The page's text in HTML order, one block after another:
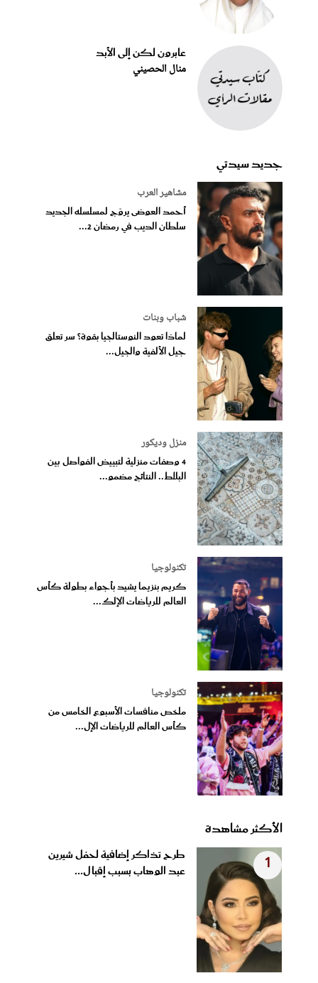
عابرون لكن إلى الأبد
منال الحصيني
جديد سيدتي
مشاهير العرب
أحمد العوضى يروّج لمسلسله الجديد
سلطان الديب في رمضان 2...
شباب وبنات
لماذا تعود النوستالجيا بقوة؟ سر تعلق
جيل الألفية والجيل...
منزل وديكور
4 وصفات منزلية لتبييض الفواصل بين
البلاط.. النتائج مضمو...
تكنولوجيا
كريم بنزيما يشيد بأجواء بطولة كأس
العالم للرياضات الإلك...
تكنولوجيا
ملخص منافسات الأسبوع الخامس من
كأس العالم للرياضات الإل...
الأكثر مشاهدة
1
طرح تذاكر إضافية لحفل شيرين
عبد الوهاب بسبب إقبال...